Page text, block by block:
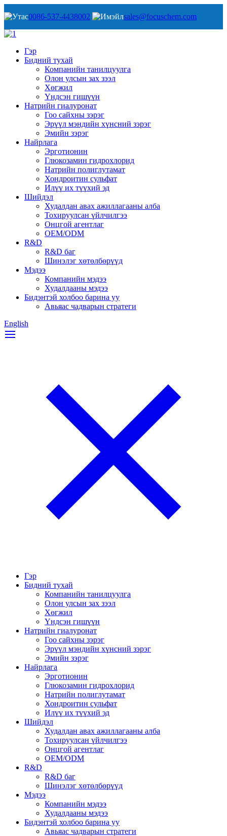
0086-537-4438002 sales@focuschem.com
Гэр
Бидний тухай
Компанийн танилцуулга
Олон улсын зах зээл
Хөгжил
Үндсэн гишүүн
Натрийн гиалуронат
Гоо сайхны зэрэг
Эрүүл мэндийн хүнсний зэрэг
Эмийн зэрэг
Найрлага
Эрготионин
Глюкозамин гидрохлорид
Натрийн полиглутамат
Хондроитин сульфат
Илүү их түүхий эд
Шийдэл
Худалдан авах ажиллагааны алба
Тохируулсан үйлчилгээ
Онцгой агентлаг
OEM/ODM
R&D
R&D баг
Шинэлэг хөтөлбөрүүд
Мэдээ
Компанийн мэдээ
Худалдааны мэдээ
Бидэнтэй холбоо барина уу
Авьяас чадварын стратеги
English
Гэр
Бидний тухай
Компанийн танилцуулга
Олон улсын зах зээл
Хөгжил
Үндсэн гишүүн
Натрийн гиалуронат
Гоо сайхны зэрэг
Эрүүл мэндийн хүнсний зэрэг
Эмийн зэрэг
Найрлага
Эрготионин
Глюкозамин гидрохлорид
Натрийн полиглутамат
Хондроитин сульфат
Илүү их түүхий эд
Шийдэл
Худалдан авах ажиллагааны алба
Тохируулсан үйлчилгээ
Онцгой агентлаг
OEM/ODM
R&D
R&D баг
Шинэлэг хөтөлбөрүүд
Мэдээ
Компанийн мэдээ
Худалдааны мэдээ
Бидэнтэй холбоо барина уу
Авьяас чадварын стратеги